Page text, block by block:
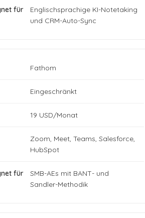
Englischsprachige KI-Notetaking
und CRM-Auto-Sync
Fathom
Eingeschränkt
19 USD/Monat
Zoom, Meet, Teams, Salesforce,
HubSpot
SMB-AEs mit BANT- und
Sandler-Methodik